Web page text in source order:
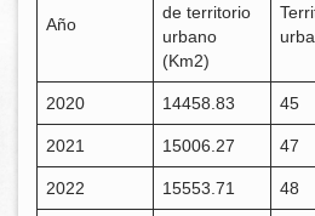
Año
de territorio
urbano
(Km2)
2020 14458.83 45
2021 15006.27 47
2022 15553.71 48